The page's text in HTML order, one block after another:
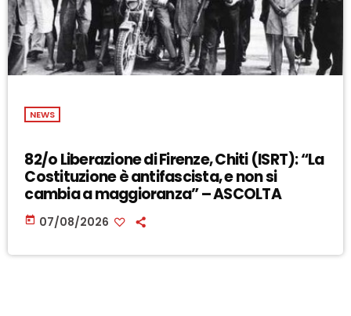
NEWS
82/o Liberazione di Firenze, Chiti (ISRT): “La
Costituzione è antifascista, e non si
cambia a maggioranza” – ASCOLTA
today 07/08/2026